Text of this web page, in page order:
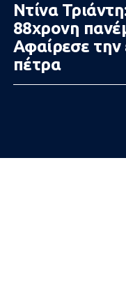
Ντίνα
88χρονη
Αφαίρεσε την
πέτρα